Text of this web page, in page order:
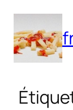
contenu